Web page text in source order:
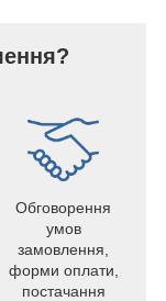
Обговорення
умов
замовлення,
форми оплати,
постачання